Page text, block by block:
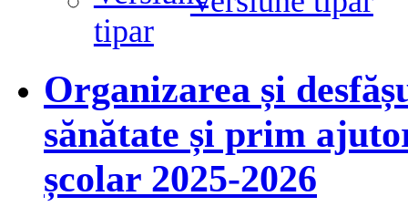
Organizarea și
sănătate și prim
școlar 2025-2026